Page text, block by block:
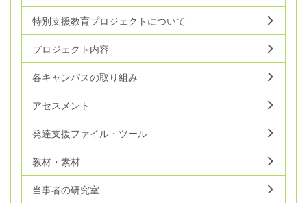
特別支援教育プロジェクトについて
プロジェクト内容
各キャンパスの取り組み
アセスメント
発達支援ファイル・ツール
教材・素材
当事者の研究室